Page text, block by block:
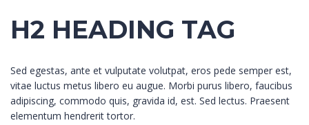
H2 HEADING TAG
Sed egestas, ante et vulputate volutpat, eros pede semper est,
vitae luctus metus libero eu augue. Morbi purus libero, faucibus
adipiscing, commodo quis, gravida id, est. Sed lectus. Praesent
elementum hendrerit tortor.